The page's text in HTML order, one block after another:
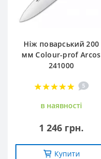
Ніж поварський 200
мм Сolour-prof Arcos
241000
5
в наявностi
1 246 грн.
Купити